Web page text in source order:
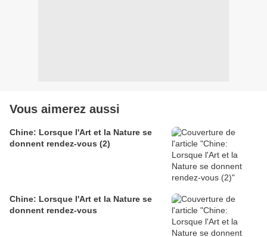
Vous aimerez aussi
Chine: Lorsque l'Art et la Nature se
donnent rendez-vous (2)
Chine: Lorsque l'Art et la Nature se
donnent rendez-vous